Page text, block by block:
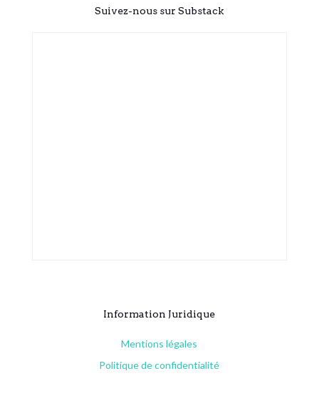
Suivez-nous sur Substack
Information Juridique
Mentions légales
Politique de confidentialité